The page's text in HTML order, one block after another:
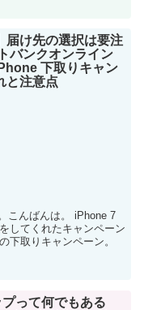
届け先の選択は要注
バンクオンライン
下取りキャン
と注意点
こんばんは。 iPhone 7
してくれたキャンペーン
下取りキャンペーン。
って何でもある